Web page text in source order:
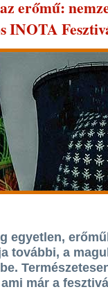
erőmű:
INOTA
egyetlen,
további, a
már a